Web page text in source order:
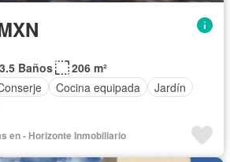
3.5 Baños
206 m²
Cocina equipada
Jardín
en - Horizonte Inmobiliario